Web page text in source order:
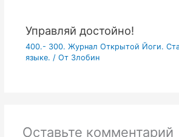
Управляй достойно!
400.- 300. Журнал Открытой Йоги.
языке. / От Злобин
Оставьте комментарий